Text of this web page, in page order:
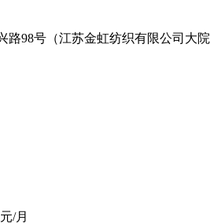
路98号（江苏金虹纺织有限公司大
/月